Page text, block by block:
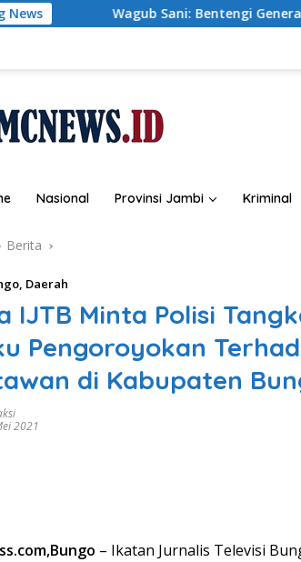
NewsBentengi Generasi Jambi dari IRET,
Nasional Provinsi Jambi Kriminal
Berita
, Daerah
IJTB Minta Polisi
Pengoroyokan
di Kabupaten
2021
– Ikatan Jurnalis Televisi